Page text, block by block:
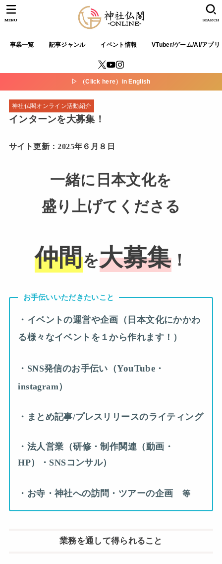
事業一覧 記事ジャンル イベント情報 VTuber/ゲーム/AI/アプリ
SEARCH
MENU
▷ （Click here）in English
神社仏閣オンライン活動紹介
インターンを大募集！
サイト更新：2025年６月８日
一緒に日本文化を
盛り上げてくださる
仲間を大募集！
お手伝いいただきたいこと
・イベントの運営や企画（日本文化にかかわ
る様々なイベントを１から作れます！）
・SNS発信のお手伝い（YouTube ・
instagram）
・まとめ記事/プレスリリースのライティング
・法人営業（研修・制作関連（動画・
HP）・SNSコンサル）
・お寺・神社への訪問・ツアーの企画 等
業務を通して得られること